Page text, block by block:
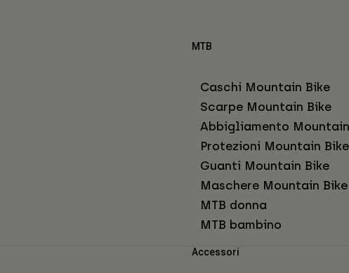
MTB
Caschi Mountain Bike
Scarpe Mountain Bike
Abbigliamento
Protezioni Mountain Bike
Guanti Mountain Bike
Maschere Mountain Bike
MTB donna
MTB bambino
Accessori